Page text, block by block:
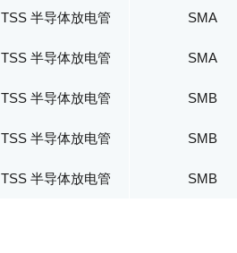
TSS 半导体放电管 SMA
TSS 半导体放电管 SMA
TSS 半导体放电管 SMB
TSS 半导体放电管 SMB
TSS 半导体放电管 SMB